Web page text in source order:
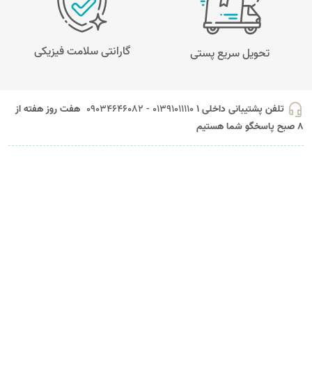
تحویل سریع پستی گارانتی سلامت فیزیکی
headset_mic تلفن پشتیبانی داخلی 1 01391011110 - 09034646082
هفت روز هفته از
8 صبح پاسخگو شما هستیم